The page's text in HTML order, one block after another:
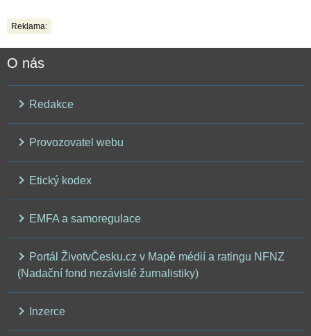
Reklama:
O nás
Redakce
Provozovatel webu
Etický kodex
EMFA a samoregulace
Portál ŽivotvČesku.cz v Mapě médií a ratingu NFNZ
(Nadační fond nezávislé žurnalistiky)
Inzerce